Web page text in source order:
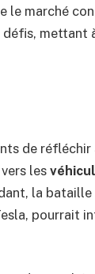
le marché
mettant
de
les
la
pourrait